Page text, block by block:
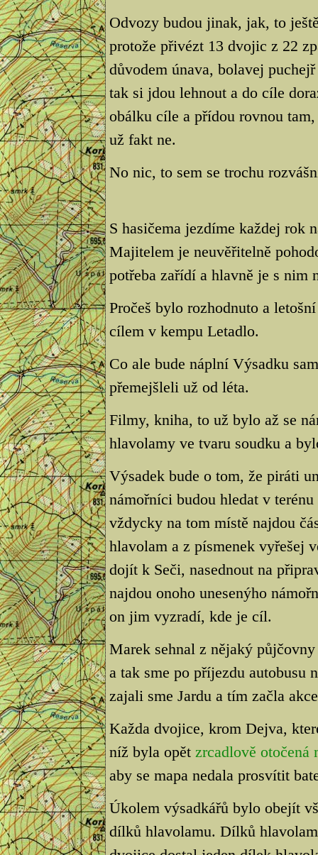
Odvozy budou jinak, jak, to
protože přivézt 13 dvojic z 22
důvodem únava, bolavej
tak si jdou lehnout a do cíle
obálku cíle a přídou rovnou
už fakt ne.
No nic, to sem se trochu
S hasičema jezdíme každej rok
Majitelem je neuvěřitelně
potřeba zařídí a hlavně je s nim
Pročeš bylo rozhodnuto a
cílem v kempu Letadlo.
Co ale bude náplní Výsadku
přemejšleli už od léta.
Filmy, kniha, to už bylo až se
hlavolamy ve tvaru soudku a
Výsadek bude o tom, že piráti
námořníci budou hledat v
vždycky na tom místě najdou
hlavolam a z písmenek vyřešej
dojít k Seči, nasednout na
najdou onoho unesenýho
on jim vyzradí, kde je cíl.
Marek sehnal z nějaký
a tak sme po příjezdu
zajali sme Jardu a tím začla
Každa dvojice, krom Dejva,
níž byla opět zrcadlově otočená
aby se mapa nedala prosvítit
Úkolem výsadkářů bylo obejít
dílků hlavolamu. Dílků